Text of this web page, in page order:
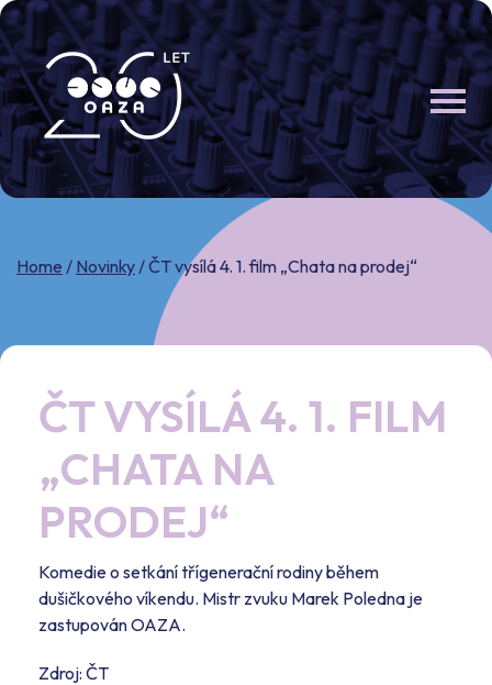
Skip
to
content
Home / Novinky/ČT vysílá 4. 1. film „Chata na prodej“
ČT VYSÍLÁ 4. 1. FILM
„CHATA NA
PRODEJ“
Komedie o setkání třígenerační rodiny během
dušičkového víkendu. Mistr zvuku Marek Poledna je
zastupován OAZA.
Zdroj: ČT